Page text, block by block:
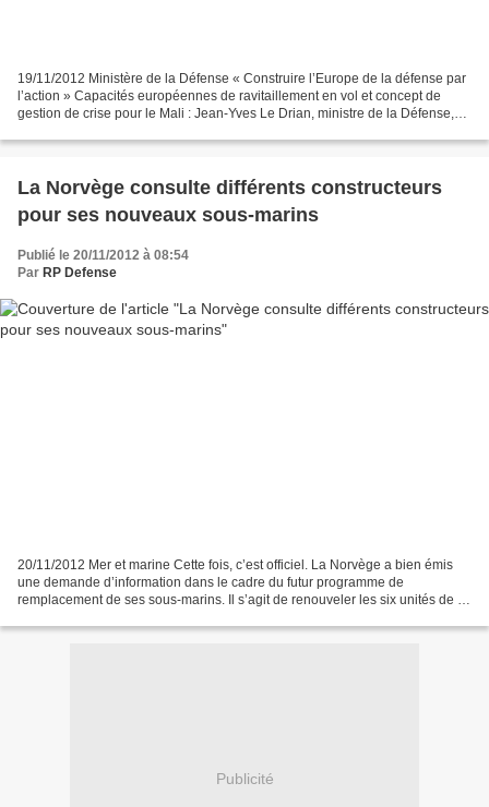
19/11/2012 Ministère de la Défense « Construire l’Europe de la défense par
l’action » Capacités européennes de ravitaillement en vol et concept de
gestion de crise pour le Mali : Jean-Yves Le Drian, ministre de la Défense,
La Norvège consulte différents constructeurs
pour ses nouveaux sous-marins
Publié le 20/11/2012 à 08:54
Par RP Defense
20/11/2012 Mer et marine Cette fois, c’est officiel. La Norvège a bien émis
une demande d’information dans le cadre du futur programme de
remplacement de ses sous-marins. Il s’agit de renouveler les six unités de la
Publicité